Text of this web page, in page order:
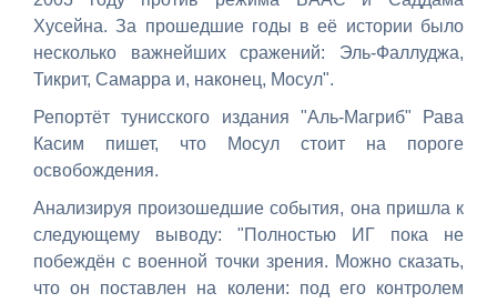
Хусейна. За прошедшие годы в её истории было
несколько важнейших сражений: Эль-Фаллуджа,
Тикрит, Самарра и, наконец, Мосул".
Репортёт тунисского издания "Аль-Магриб" Рава
Касим пишет, что Мосул стоит на пороге
освобождения.
Анализируя произошедшие события, она пришла к
следующему выводу: "Полностью ИГ пока не
побеждён с военной точки зрения. Можно сказать,
что он поставлен на колени: под его контролем